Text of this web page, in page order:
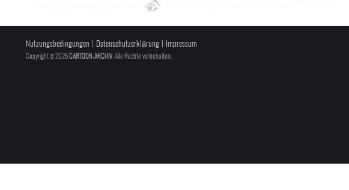
Nutzungsbedingungen Datenschutzerklärung Impressum
Copyright © 2026CARTOON-ARCHIV, Alle Rechte vorbehalten.